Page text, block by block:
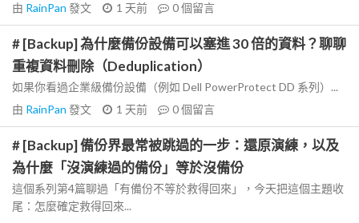
由 RainPan 發文 1 天前 0個留言
# [Backup] 為什麼備份設備可以塞進 30 倍的資料？聊聊
重複資料刪除（Deduplication）
如果你看過企業級備份設備（例如 Dell PowerProtect DD 系列）...
由 RainPan 發文 1 天前 0個留言
# [Backup] 備份界最常被跳過的一步：還原演練，以及
為什麼「沒演練過的備份」等於沒備份
這個系列第4篇聊過「有備份不等於救得回來」，今天把這個主題收
尾：怎麼確定救得回來...